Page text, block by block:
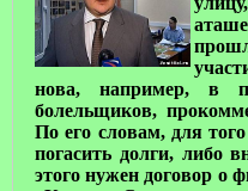
нова, например, в
болельщиков,
По его словам, для
погасить долги, либо
этого нужен договор